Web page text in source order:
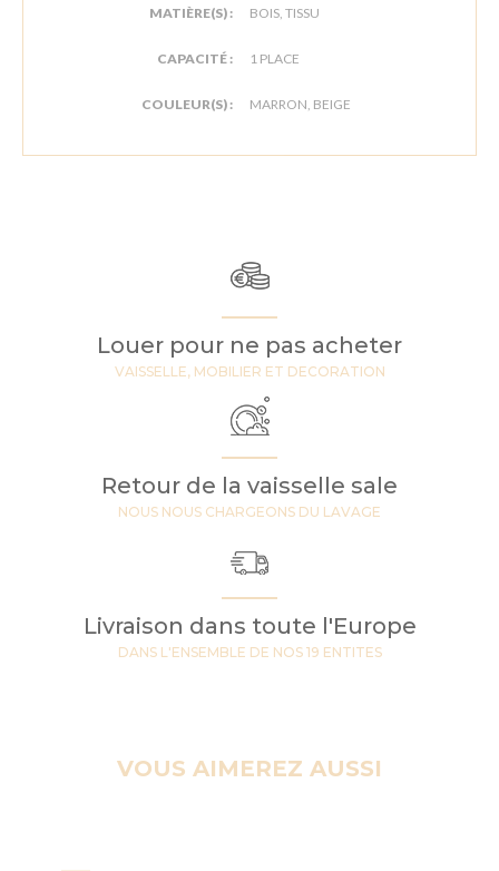
MATIÈRE(S) : BOIS, TISSU
CAPACITÉ : 1 PLACE
COULEUR(S) : MARRON, BEIGE
Louer pour ne pas acheter
VAISSELLE, MOBILIER ET DECORATION
Retour de la vaisselle sale
NOUS NOUS CHARGEONS DU LAVAGE
Livraison dans toute l'Europe
DANS L'ENSEMBLE DE NOS 19 ENTITES
VOUS AIMEREZ AUSSI